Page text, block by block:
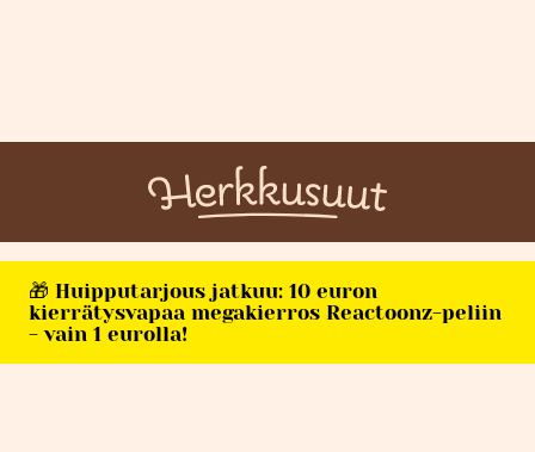
🎁 Huipputarjous jatkuu: 10 euron
kierrätysvapaa megakierros Reactoonz-peliin
- vain 1 eurolla!